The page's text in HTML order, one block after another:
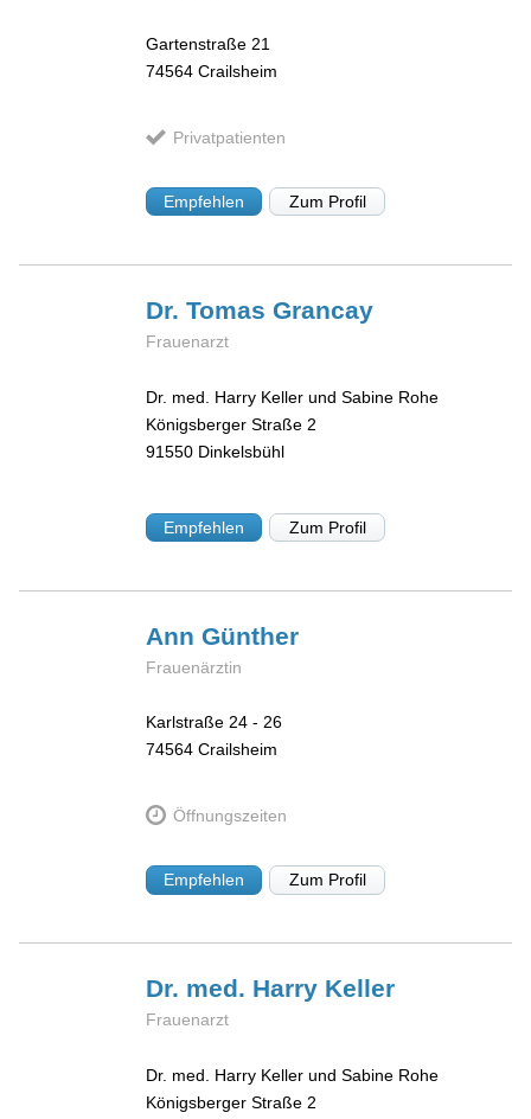
Gartenstraße 21
74564 Crailsheim
Privatpatienten
Empfehlen Zum Profil
Dr. TomasGrancay
Frauenarzt
Dr. med. Harry Keller und Sabine Rohe
Königsberger Straße 2
91550 Dinkelsbühl
Empfehlen Zum Profil
AnnGünther
Frauenärztin
Karlstraße 24 - 26
74564 Crailsheim
Öffnungszeiten
Empfehlen Zum Profil
Dr. med. Harry Keller
Frauenarzt
Dr. med. Harry Keller und Sabine Rohe
Königsberger Straße 2